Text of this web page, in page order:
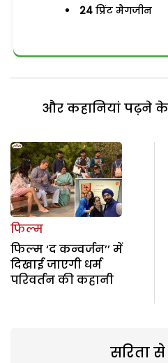
24 प्रिंट मैगजीन
और कहानियां पढ़ने
फिल्म
फिल्म ‘द कन्वर्जन’’ में
दिखाई जाएगी धर्म
परिवर्तन की कहानी
सरिता